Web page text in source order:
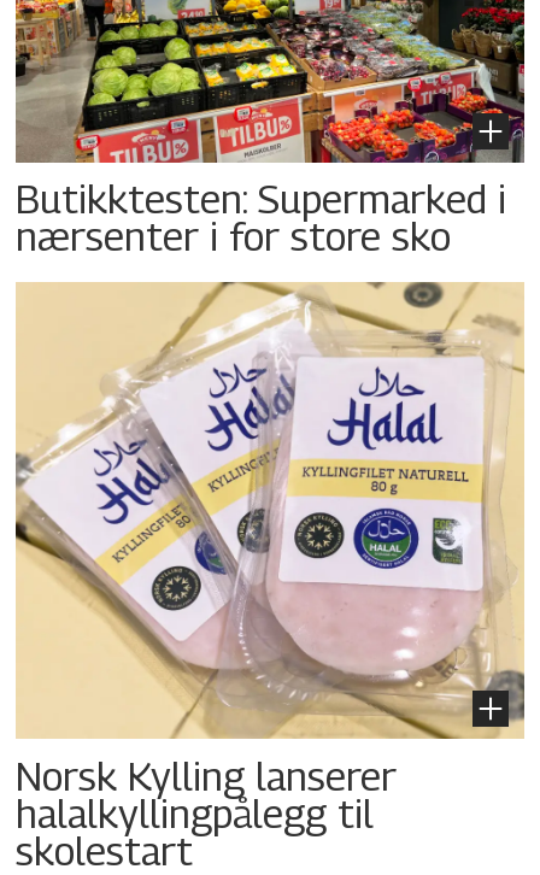
Butikktesten: Supermarked i
nærsenter i for store sko
Norsk Kylling lanserer
halalkylling­pålegg til
skolestart